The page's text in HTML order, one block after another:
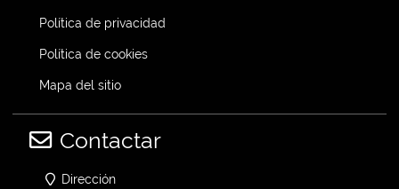
Política de privacidad
Política de cookies
Mapa del sitio
Contactar
Dirección